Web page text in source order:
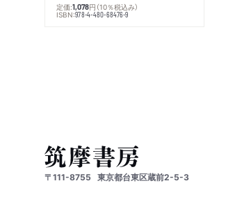
定価:1,078円 （10％税込み）
ISBN:978-4-480-68476-9
〒111-8755 東京都台東区蔵前2-5-3